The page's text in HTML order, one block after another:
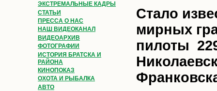
ЭКСТРЕМАЛЬНЫЕ КАДРЫ
СТАТЬИ
ПРЕССА О НАС
НАШ ВИДЕОКАНАЛ
ВИДЕОАРХИВ
ФОТОГРАФИИ
ИСТОРИЯ БРАТСКА И
РАЙОНА
КИНОПОКАЗ
ОХОТА И РЫБАЛКА
АВТО
Стало
мирных
пилоты